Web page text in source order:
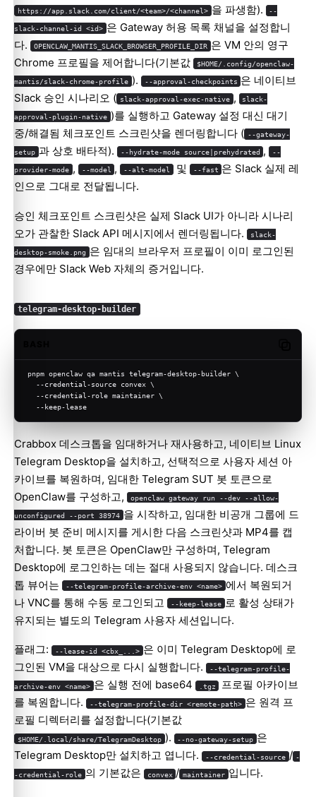
https://app.slack.com/client/<team>/<channel> 을 파생함). --
slack-channel-id <id> 은 Gateway 허용 목록 채널을 설정합니
다.
OPENCLAW_MANTIS_SLACK_BROWSER_PROFILE_DIR 은 VM 안의 영구
Chrome 프로필을 제어합니다(기본값
$HOME/.config/openclaw-
mantis/slack-chrome-profile ). --approval-checkpoints 은 네이티브
Slack 승인 시나리오 ( slack-approval-exec-native , slack-
approval-plugin-native )를 실행하고 Gateway 설정 대신 대기
중/해결됨 체크포인트 스크린샷을 렌더링합니다 ( --gateway-
setup 과 상호 배타적). --hydrate-mode source|prehydrated , --
provider-mode , --model , --alt-model 및 --fast 은 Slack 실제 레
인으로 그대로 전달됩니다.
승인 체크포인트 스크린샷은 실제 Slack UI가 아니라 시나리
오가 관찰한 Slack API 메시지에서 렌더링됩니다.
slack-
desktop-smoke.png 은 임대의 브라우저 프로필이 이미 로그인된
경우에만 Slack Web 자체의 증거입니다.
telegram-desktop-builder
pnpm openclaw qa mantis telegram-desktop-builder \
  --credential-source convex \
  --credential-role maintainer \
  --keep-lease
Crabbox 데스크톱을 임대하거나 재사용하고, 네이티브 Linux
Telegram Desktop을 설치하고, 선택적으로 사용자 세션 아
카이브를 복원하며, 임대한 Telegram SUT 봇 토큰으로
OpenClaw를 구성하고,
openclaw gateway run --dev --allow-
unconfigured --port 38974 을 시작하고, 임대한 비공개 그룹에 드
라이버 봇 준비 메시지를 게시한 다음 스크린샷과 MP4를 캡
처합니다. 봇 토큰은 OpenClaw만 구성하며, Telegram
Desktop에 로그인하는 데는 절대 사용되지 않습니다. 데스크
톱 뷰어는
--telegram-profile-archive-env <name> 에서 복원되거
나 VNC를 통해 수동 로그인되고
--keep-lease 로 활성 상태가
유지되는 별도의 Telegram 사용자 세션입니다.
플래그: --lease-id <cbx_...> 은 이미 Telegram Desktop에 로
그인된 VM을 대상으로 다시 실행합니다.
--telegram-profile-
archive-env <name> 은 실행 전에 base64 .tgz
프로필 아카이브
를 복원합니다.
--telegram-profile-dir <remote-path> 은 원격 프
로필 디렉터리를 설정합니다(기본값
$HOME/.local/share/TelegramDesktop ). --no-gateway-setup 은
Telegram Desktop만 설치하고 엽니다.
--credential-source / -
-credential-role 의 기본값은 convex / maintainer 입니다.